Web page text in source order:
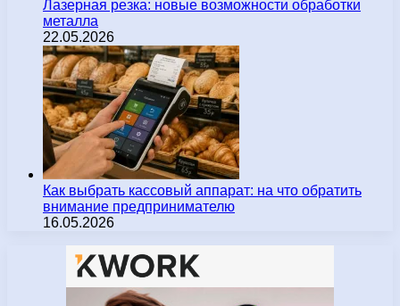
Лазерная резка: новые возможности обработки
металла
22.05.2026
Как выбрать кассовый аппарат: на что обратить
внимание предпринимателю
16.05.2026